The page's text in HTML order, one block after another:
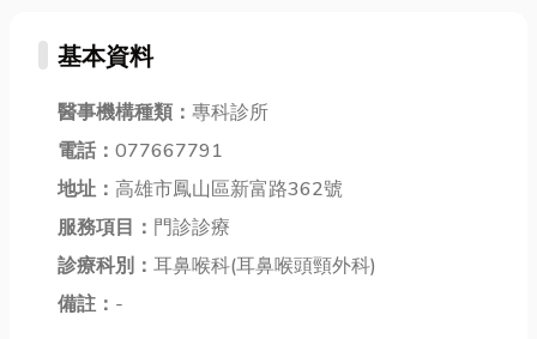
基本資料
醫事機構種類： 專科診所
電話： 077667791
地址： 高雄市鳳山區新富路362號
服務項目： 門診診療
診療科別： 耳鼻喉科(耳鼻喉頭頸外科)
備註： -